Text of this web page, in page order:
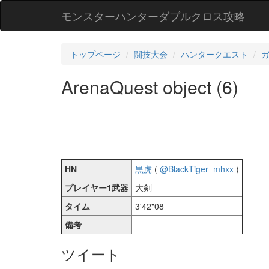
モンスターハンターダブルクロス攻略
トップページ 闘技大会 ハンタークエスト
ArenaQuest object (6)
HN 黒虎 ( @BlackTiger_mhxx )
プレイヤー1武器 大剣
タイム
3'42"08
備考
ツイート